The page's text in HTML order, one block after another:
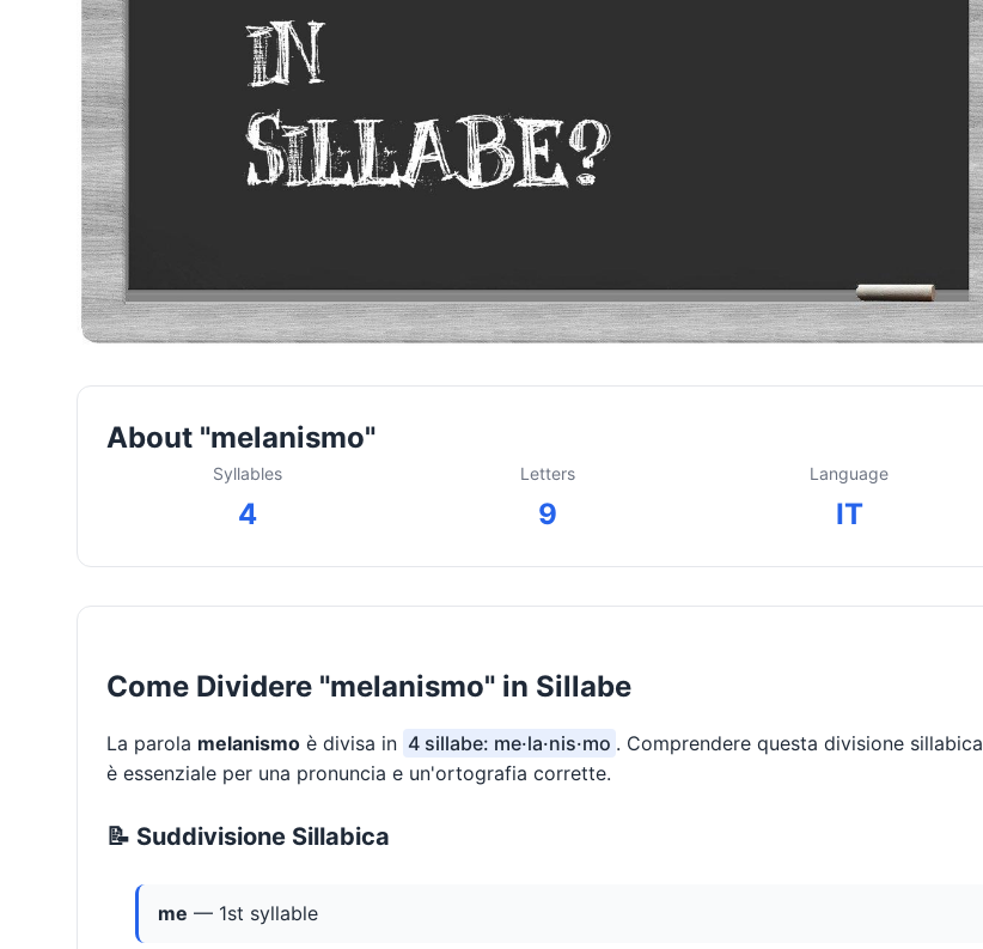
About "melanismo"
Syllables
4
Letters
9
Language
IT
Come Dividere "melanismo" in Sillabe
La parola melanismo è divisa in 4 sillabe: me·la·nis·mo . Comprendere questa divisione sillabica
è essenziale per una pronuncia e un'ortografia corrette.
📝 Suddivisione Sillabica
me — 1st syllable